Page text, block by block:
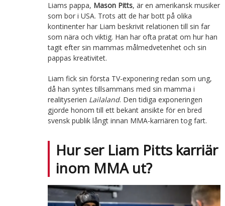
Liams pappa, Mason Pitts, är en amerikansk musiker
som bor i USA. Trots att de har bott på olika
kontinenter har Liam beskrivit relationen till sin far
som nära och viktig. Han har ofta pratat om hur han
tagit efter sin mammas målmedvetenhet och sin
pappas kreativitet.
Liam fick sin första TV-exponering redan som ung,
då han syntes tillsammans med sin mamma i
realityserien Lailaland. Den tidiga exponeringen
gjorde honom till ett bekant ansikte för en bred
svensk publik långt innan MMA-karriären tog fart.
Hur ser Liam Pitts karriär
inom MMA ut?